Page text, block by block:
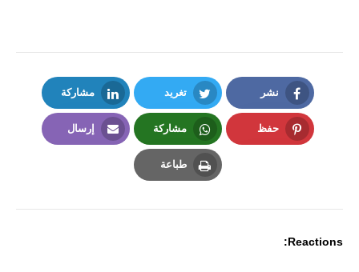
نشر
Facebook
تغريد
Twitter
مشاركة
LinkedIn
حفظ مشاركة
Whatsapp
إرسال
طباعة
Reactions: